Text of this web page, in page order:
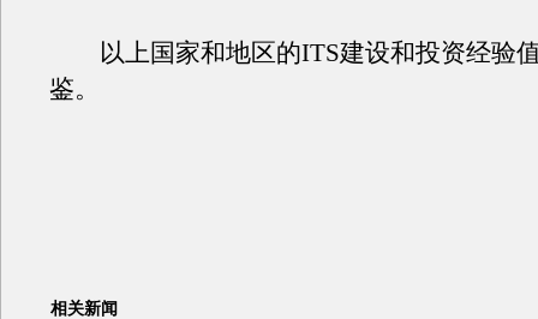
以上国家和地区的ITS建设和投资经验
鉴。
相关新闻